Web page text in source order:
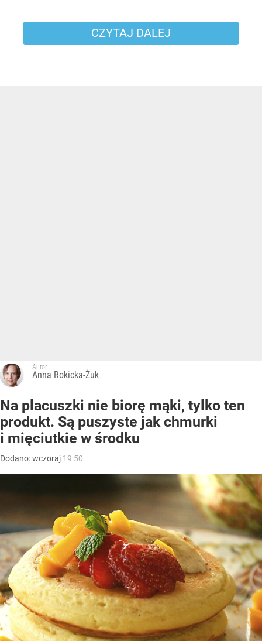
CZYTAJ DALEJ
Autor:
Anna Rokicka-Żuk
Na placuszki nie biorę mąki, tylko ten
produkt. Są puszyste jak chmurki
i mięciutkie w środku
Dodano:wczoraj 19:50